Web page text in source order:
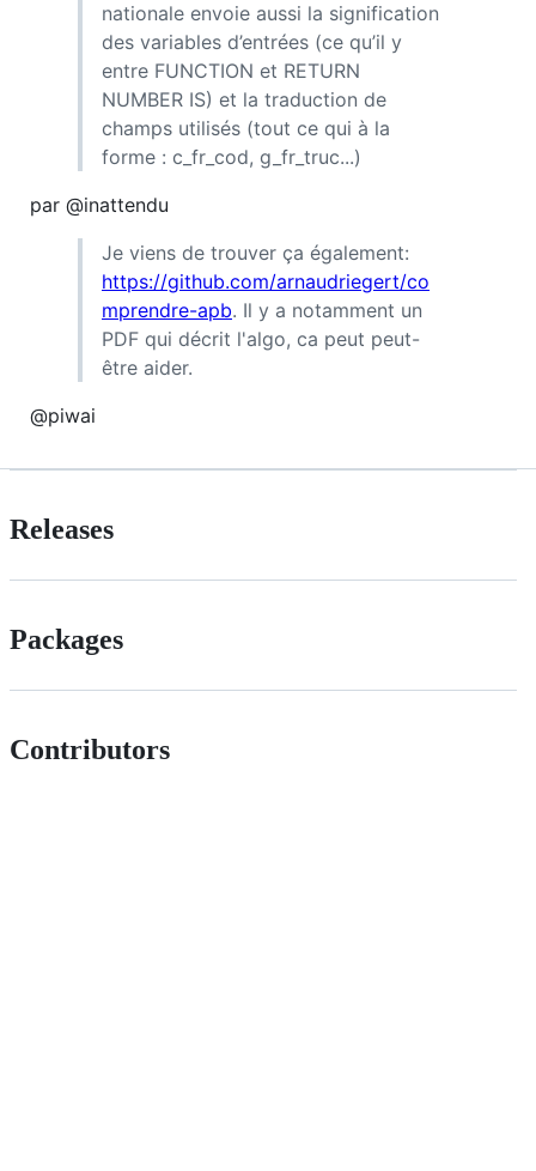
nationale envoie aussi la signification
des variables d’entrées (ce qu’il y
entre FUNCTION et RETURN
NUMBER IS) et la traduction de
champs utilisés (tout ce qui à la
forme : c_fr_cod, g_fr_truc...)
par @inattendu
Je viens de trouver ça également:
https://github.com/arnaudriegert/co
mprendre-apb. Il y a notamment un
PDF qui décrit l'algo, ca peut peut-
être aider.
@piwai
Releases
Packages
Contributors